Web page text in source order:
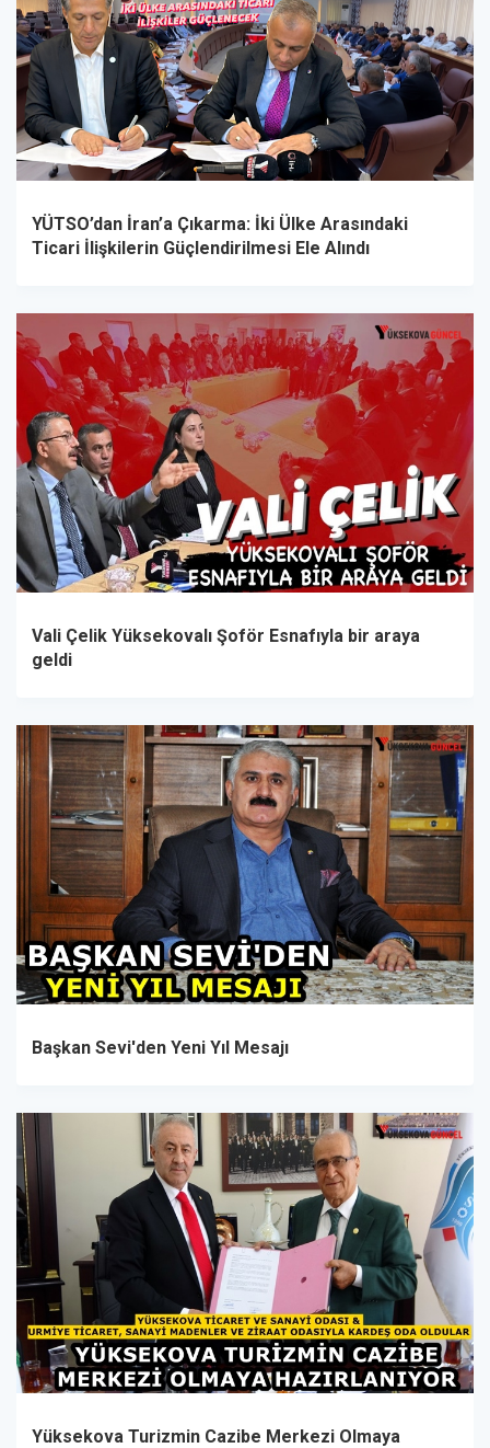
YÜTSO’dan İran’a Çıkarma: İki Ülke Arasındaki
Ticari İlişkilerin Güçlendirilmesi Ele Alındı
Vali Çelik Yüksekovalı Şoför Esnafıyla bir araya
geldi
Başkan Sevi'den Yeni Yıl Mesajı
Yüksekova Turizmin Cazibe Merkezi Olmaya